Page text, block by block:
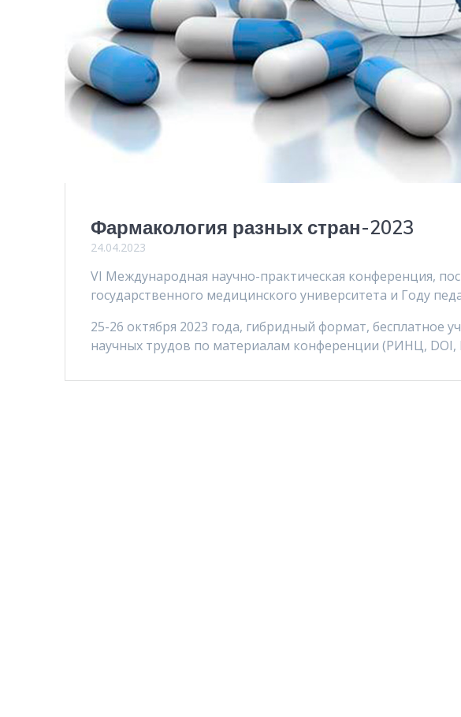
Фармакология разных стран-2023
24.04.2023
VI Международная научно-практическая конференция,
государственного медицинского университета и Году
25-26 октября 2023 года, гибридный формат, бесплатное
научных трудов по материалам конференции (РИНЦ, DOI,